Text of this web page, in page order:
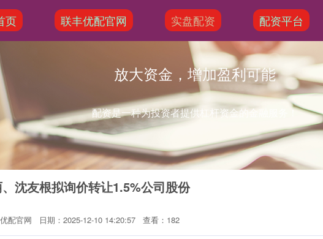
页 联丰优配官网 实盘配资 配资平台
放大资金，增加盈利可能
配资是一种为投资者提供杠杆资金的金融服务！
沈友根拟询价转让1.5%公司股份
配官网 日期：2025-12-10 14:20:57 查看：182